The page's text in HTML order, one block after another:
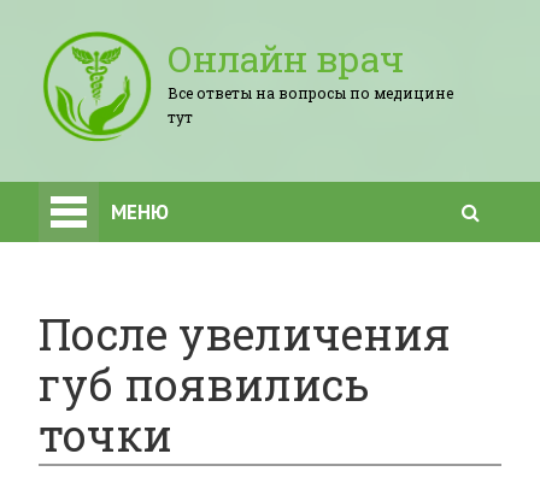
Онлайн врач
Все ответы на вопросы по медицине
тут
МЕНЮ
После увеличения
губ появились
точки